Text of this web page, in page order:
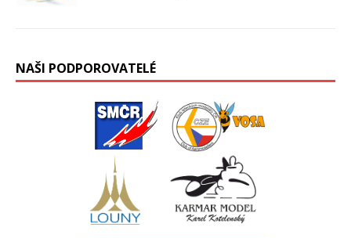
NAŠI PODPOROVATELÉ